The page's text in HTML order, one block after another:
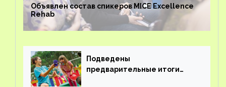
Объявлен состав спикеров MICE Excellence
Rehab
Подведены
предварительные итоги